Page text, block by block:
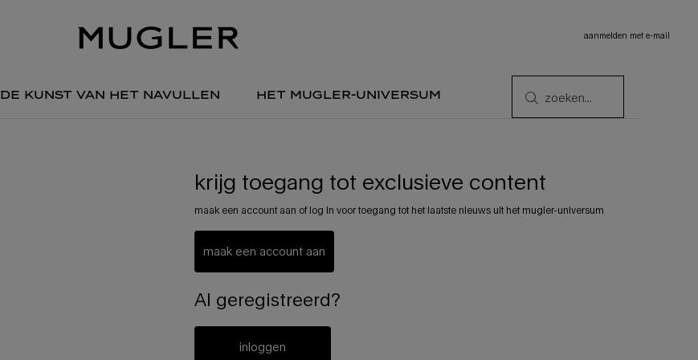
aanmelden met e-mail
de kunst van het navullen het mugler-universum zoeken...
krijg toegang tot exclusieve content
maak een account aan of log in voor toegang tot het laatste nieuws uit het mugler-universum
maak een account aan
Al geregistreerd?
inloggen